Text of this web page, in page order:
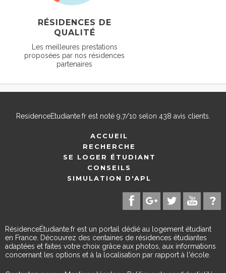
RÉSIDENCES DE
QUALITÉ
Les meilleures prestations
proposées par nos résidences
partenaires
ResidenceEtudiante.frest noté 9,7/10 selon 438 avis clients.
ACCUEIL
RECHERCHE
SE LOGER ÉTUDIANT
CONSEILS
SIMULATION D'APL
RésidenceÉtudiante.fr est un portail dédié au logement étudiant
en France. Découvrez des centaines de résidences étudiantes
adaptées et faites votre choix grâce aux photos, aux informations
concernant les options et à la localisation par rapport à l'école.